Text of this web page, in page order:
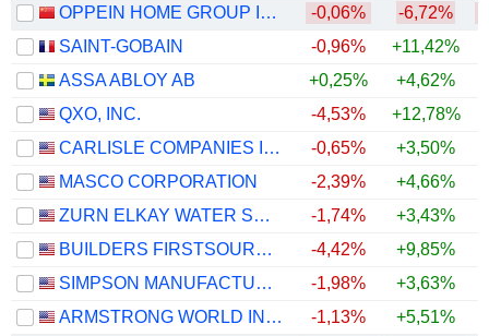
OPPEIN HOME GROUP INC. -0,06% -6,72%
SAINT-GOBAIN
-0,96% +11,42%
ASSA ABLOY AB
+0,25% +4,62%
QXO, INC.
-4,53% +12,78%
CARLISLE COMPANIES INCORPORATED
-0,65% +3,50%
MASCO CORPORATION
-2,39% +4,66%
ZURN ELKAY WATER SOLUTIONS CORPORATION
-1,74% +3,43%
BUILDERS FIRSTSOURCE, INC.
-4,42% +9,85%
SIMPSON MANUFACTURING CO., INC.
-1,98% +3,63%
ARMSTRONG WORLD INDUSTRIES, INC.
-1,13% +5,51%